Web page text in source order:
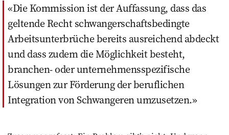
Die Kommission ist der Auffassung, dass das
geltende Recht schwangerschaftsbedingte
Arbeitsunterbrüche bereits ausreichend abdeckt
und dass zudem die Möglichkeit besteht,
branchen- oder unternehmensspezifische
Lösungen zur Förderung der beruflichen
Integration von Schwangeren umzusetzen.